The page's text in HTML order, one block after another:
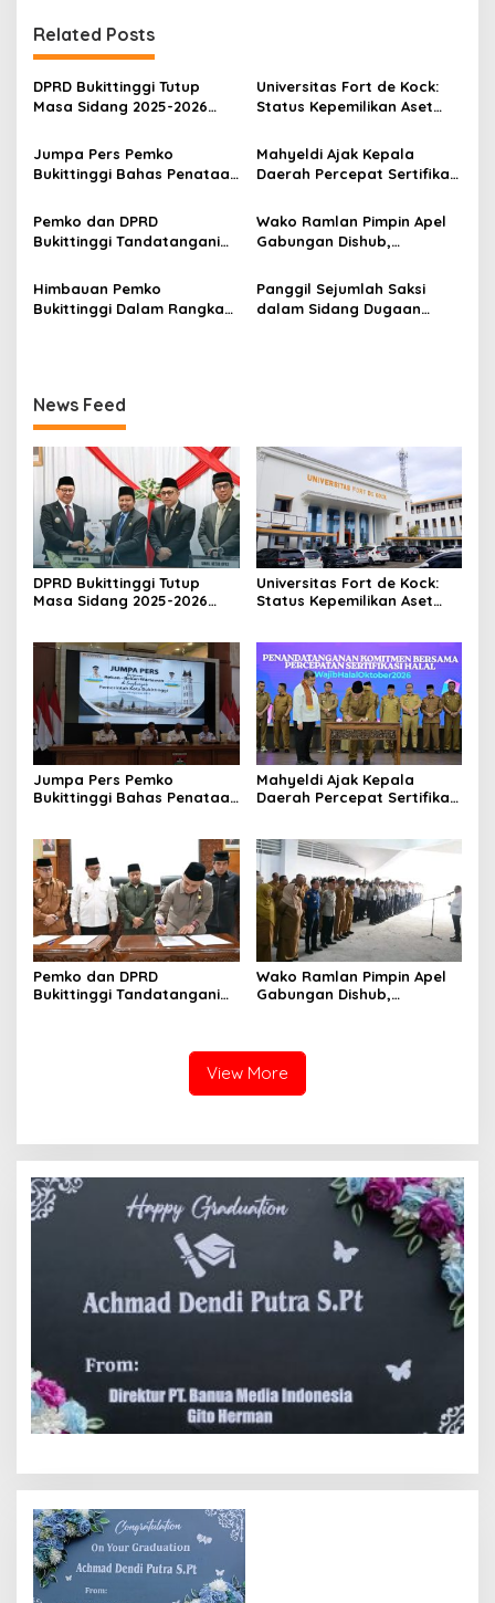
a
s
i
o
Related Posts
DPRD Bukittinggi Tutup
Masa Sidang 2025-2026
2026-2027, Wako Ramlan
Beri Apresiasi
Universitas Fort de Kock:
Status Kepemilikan Aset
Milik Yayasan Berdasarkan
Putusan Mahkamah Agung
Nomor 2108/K/Pdt/2022
Jumpa Pers Pemko
Bukittinggi Bahas Penataan
Kampus UFDK
Mahyeldi Ajak Kepala
Daerah Percepat Sertifikasi
Pusat Ekosistem Halal
Nasional
Pemko dan DPRD
Bukittinggi Tandatangani
Perubahan KUA-PPAS APBD
2026
Wako Ramlan Pimpin Apel
Gabungan Dishub,
Persiapan Angkutan Gratis
Pelajar
Himbauan Pemko
Bukittinggi Dalam Rangka
Panggil Sejumlah Saksi
dalam Sidang Dugaan
News Feed
DPRD Bukittinggi Tutup
Masa Sidang 2025-2026
Beri Apresiasi
Universitas Fort de Kock:
Status Kepemilikan Aset
Putusan Mahkamah Agung
Nomor 2108/K/Pdt/2022
Jumpa Pers Pemko
Bukittinggi Bahas Penataan
Mahyeldi Ajak Kepala
Daerah Percepat Sertifikasi
Nasional
Pemko dan DPRD
Bukittinggi Tandatangani
Wako Ramlan Pimpin Apel
Gabungan Dishub,
View More